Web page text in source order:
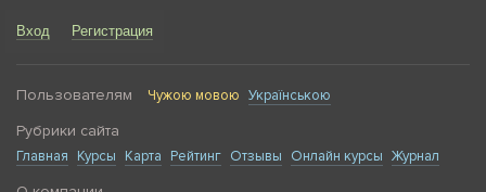
Вход Регистрация
Пользователям Чужою мовою Українською
Рубрики сайта
Главная Курсы Карта Рейтинг Отзывы Онлайн курсы Журнал